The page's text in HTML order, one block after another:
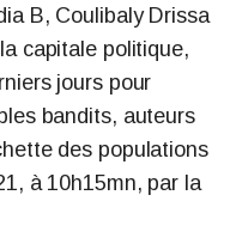
B, Coulibaly Drissa
capitale politique,
jours pour
bandits, auteurs
des populations
à 10h15mn, par la